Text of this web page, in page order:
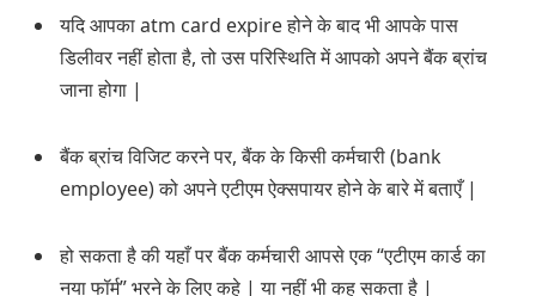
यदि आपका atm card expire होने के बाद भी आपके पास
डिलीवर नहीं होता है, तो उस परिस्थिति में आपको अपने बैंक ब्रांच
जाना होगा |
बैंक ब्रांच विजिट करने पर, बैंक के किसी कर्मचारी (bank
employee) को अपने एटीएम ऐक्सपायर होने के बारे में बताएँ |
हो सकता है की यहाँ पर बैंक कर्मचारी आपसे एक “एटीएम कार्ड का
नया फॉर्म” भरने के लिए कहे | या नहीं भी कह सकता है |